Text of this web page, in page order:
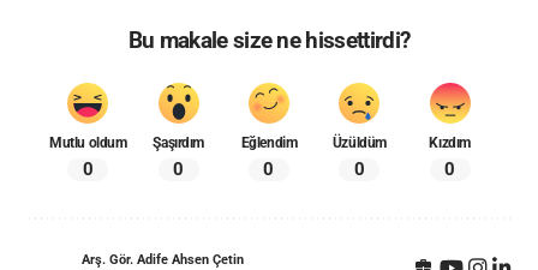
Bu makale size ne hissettirdi?
Mutlu oldum
0
Şaşırdım
0
Eğlendim
0
Üzüldüm
0
Kızdım
0
Arş. Gör. Adife Ahsen Çetin